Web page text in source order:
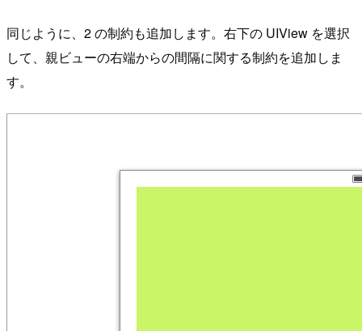
同じように、2 の制約も追加します。右下の UIView を選択
して、親ビューの右端からの間隔に関する制約を追加しま
す。